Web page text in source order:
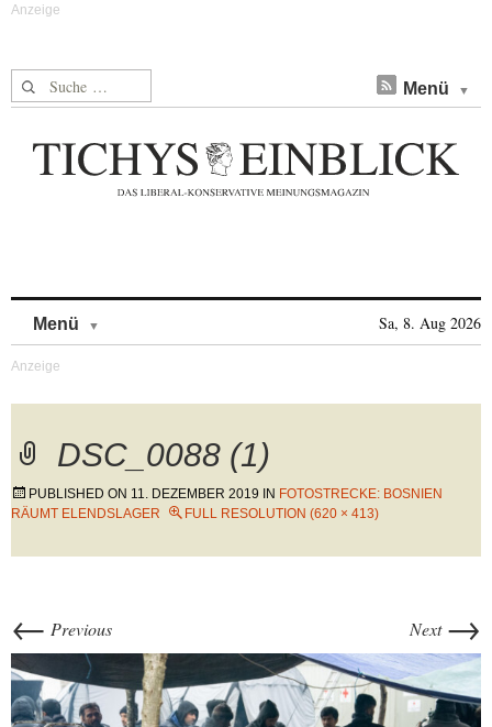
Suche nach: Menü
Menü Sa, 8. Aug 2026
DSC_0088 (1)
PUBLISHED ON 11. DEZEMBER 2019 IN FOTOSTRECKE: BOSNIEN
RÄUMT ELENDSLAGER
FULL RESOLUTION (620 × 413)
← Previous Next →